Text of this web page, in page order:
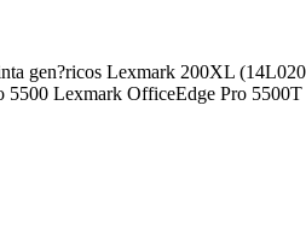
gen?ricos Lexmark 200XL
5500 Lexmark OfficeEdge Pro